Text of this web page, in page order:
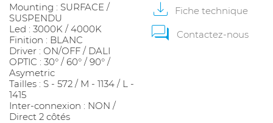
Mounting : SURFACE /
SUSPENDU
Led : 3000K / 4000K
Finition : BLANC
Driver : ON/OFF / DALI
OPTIC : 30° / 60° / 90° /
Asymetric
Tailles : S - 572 / M - 1134 / L -
1415
Inter-connexion : NON /
Direct 2 côtés
Fiche technique
Contactez-nous